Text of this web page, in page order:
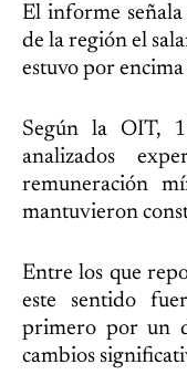
El informe
de la región el
estuvo por
Según la OIT,
analizados
remuneración
mantuvieron
Entre los que
este sentido
primero por un
cambios